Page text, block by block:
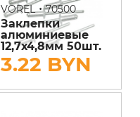
VOREL•70500
Заклепки
алюминиевые
12,7х4,8мм 50шт.
3.22 BYN